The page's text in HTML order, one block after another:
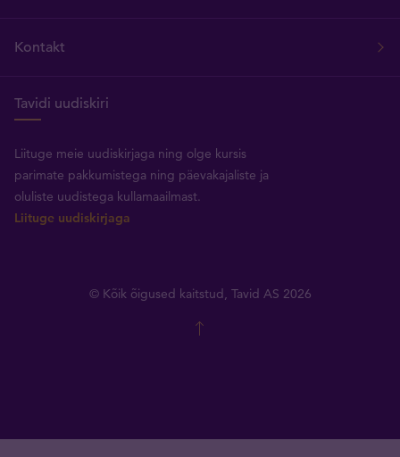
Kontakt
Tavidi uudiskiri
Liituge meie uudiskirjaga ning olge kursis
parimate pakkumistega ning päevakajaliste ja
oluliste uudistega kullamaailmast.
Liituge uudiskirjaga
© Kõik õigused kaitstud, Tavid AS 2026